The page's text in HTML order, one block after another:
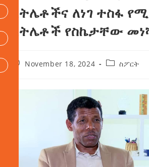
አትሌቶችና ለነገ ተስፋ
አትሌቶች የስኬታቸው
November 18, 2024 ስፖርት